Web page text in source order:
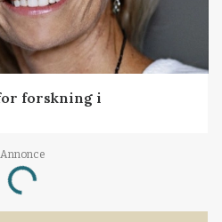
forskning i
Annonce
Loading...